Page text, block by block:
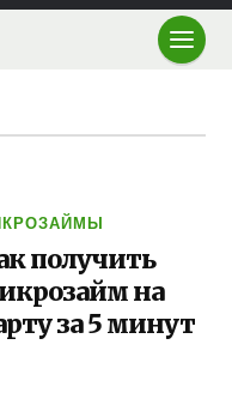
получить
на
за 5 минут